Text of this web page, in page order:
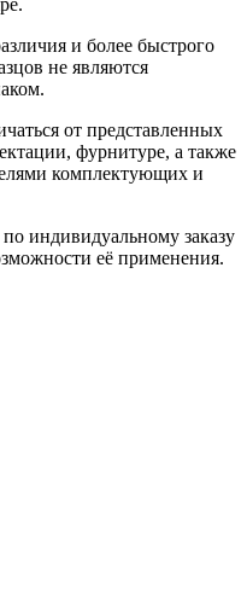
и более быстрого
не являются
от представленных
фурнитуре, а также
комплектующих и
индивидуальному заказу
её применения.